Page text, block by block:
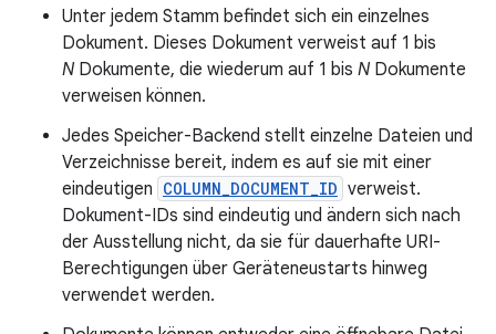
Unter jedem Stamm befindet sich ein einzelnes
Dokument. Dieses Dokument verweist auf 1 bis
N Dokumente, die wiederum auf 1 bis N Dokumente
verweisen können.
Jedes Speicher-Backend stellt einzelne Dateien und
Verzeichnisse bereit, indem es auf sie mit einer
eindeutigen COLUMN_DOCUMENT_ID verweist.
Dokument-IDs sind eindeutig und ändern sich nach
der Ausstellung nicht, da sie für dauerhafte URI-
Berechtigungen über Geräteneustarts hinweg
verwendet werden.